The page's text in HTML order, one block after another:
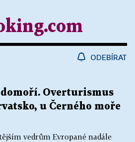
ODEBÍRAT
Overturismus
u Černého moře
vedrům Evropané nadále